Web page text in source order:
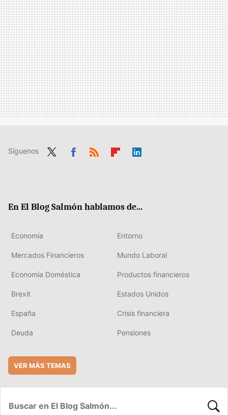
Síguenos
En El Blog Salmón hablamos de...
Economía Entorno
Mercados Financieros Mundo Laboral
Economía Doméstica Productos financieros
Brexit Estados Unidos
España Crisis financiera
Deuda Pensiones
VER MÁS TEMAS